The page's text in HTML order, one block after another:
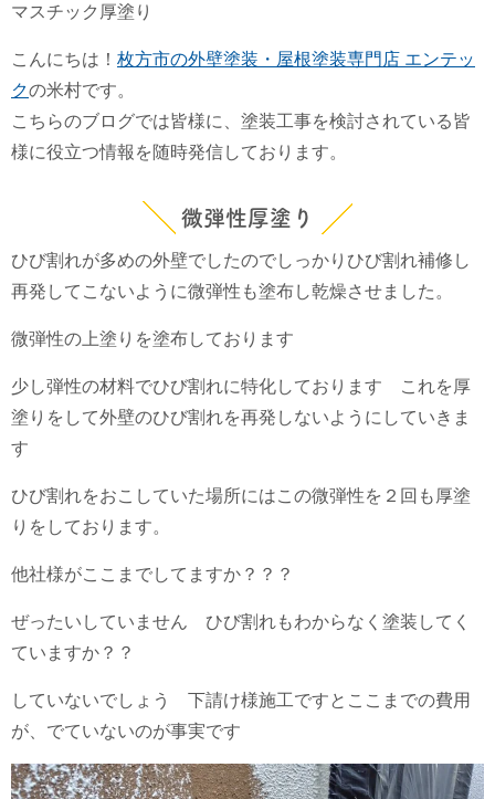
マスチック厚塗り
こんにちは！ 枚方市の外壁塗装・屋根塗装専門店 エンテッ
クの米村です。
こちらのブログでは皆様に、塗装工事を検討されている皆
様に役立つ情報を随時発信しております。
微弾性厚塗り
ひび割れが多めの外壁でしたのでしっかりひび割れ補修し
再発してこないように微弾性も塗布し乾燥させました。
微弾性の上塗りを塗布しております
少し弾性の材料でひび割れに特化しております これを厚
塗りをして外壁のひび割れを再発しないようにしていきま
す
ひび割れをおこしていた場所にはこの微弾性を２回も厚塗
りをしております。
他社様がここまでしてますか？？？
ぜったいしていません ひび割れもわからなく塗装してく
ていますか？？
していないでしょう 下請け様施工ですとここまでの費用
が、でていないのが事実です